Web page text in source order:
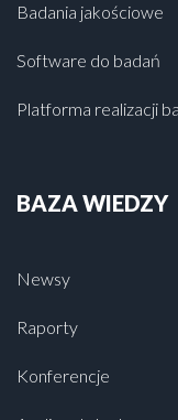
Badania jakościowe
Software do badań
Platforma realizacji
BAZA WIEDZY
Newsy
Raporty
Konferencje